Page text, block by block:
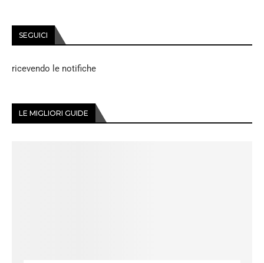
SEGUICI
ricevendo le notifiche
LE MIGLIORI GUIDE